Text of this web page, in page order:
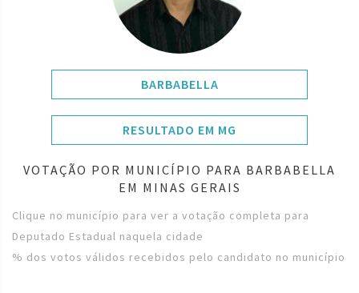
BARBABELLA
RESULTADO EM MG
VOTAÇÃO POR MUNICÍPIO PARA BARBABELLA
EM MINAS GERAIS
Clique no município para ver a votação completa para
Deputado Estadual naquela cidade
% dos votos válidos recebidos pelo candidato no município